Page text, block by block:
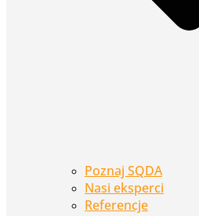
Poznaj SQDA
Nasi eksperci
Referencje